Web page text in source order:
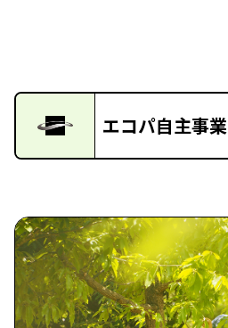
エコパ自主事業